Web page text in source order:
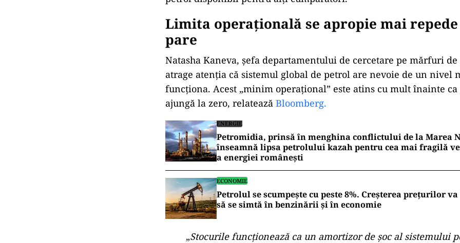
Limita operațională se apropie mai
pare
Natasha Kaneva, șefa departamentului de cercetare pe mărfuri de
atrage atenția că sistemul global de petrol are nevoie de un nivel
funcționa. Acest „minim operațional” este atins cu mult înainte ca
ajungă la zero, relatează Bloomberg.
ENERGIE
Petromidia, prinsă în menghina conflictului de la Marea
înseamnă lipsa petrolului kazah pentru cea mai fragilă
a energiei românești
ECONOMIE
Petrolul se scumpește cu peste 8%. Creșterea prețurilor
să se simtă în benzinării și în economie
„Stocurile funcționează ca un amortizor de șoc al sistemului